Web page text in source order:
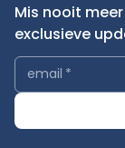
Mis nooit
exclusieve
email *